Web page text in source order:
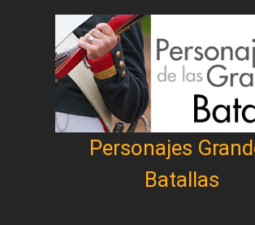
Personajes
Batallas